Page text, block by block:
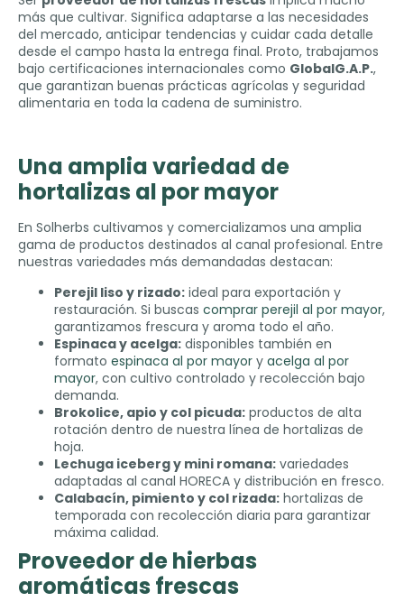
más que cultivar. Significa adaptarse a las necesidades
del mercado, anticipar tendencias y cuidar cada detalle
desde el campo hasta la entrega final. Proto, trabajamos
bajo certificaciones internacionales como GlobalG.A.P.,
que garantizan buenas prácticas agrícolas y seguridad
alimentaria en toda la cadena de suministro.
Una amplia variedad de
hortalizas al por mayor
En Solherbs cultivamos y comercializamos una amplia
gama de productos destinados al canal profesional. Entre
nuestras variedades más demandadas destacan:
Perejil liso y rizado: ideal para exportación y
restauración. Si buscas comprar perejil al por mayor,
garantizamos frescura y aroma todo el año.
Espinaca y acelga: disponibles también en
formato espinaca al por mayor y acelga al por
mayor, con cultivo controlado y recolección bajo
demanda.
Brokolice, apio y col picuda: productos de alta
rotación dentro de nuestra línea de hortalizas de
hoja.
Lechuga iceberg y mini romana: variedades
adaptadas al canal HORECA y distribución en fresco.
Calabacín, pimiento y col rizada: hortalizas de
temporada con recolección diaria para garantizar
máxima calidad.
Proveedor de hierbas
aromáticas frescas